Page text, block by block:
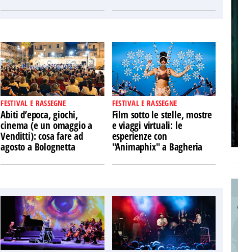
FESTIVAL E RASSEGNE
Abiti d’epoca, giochi,
cinema (e un omaggio a
Venditti): cosa fare ad
agosto a Bolognetta
FESTIVAL E RASSEGNE
Film sotto le stelle, mostre
e viaggi virtuali: le
esperienze con
"Animaphix" a Bagheria